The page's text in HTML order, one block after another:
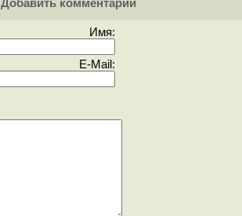
Добавить комментарий
Имя:
E-Mail: